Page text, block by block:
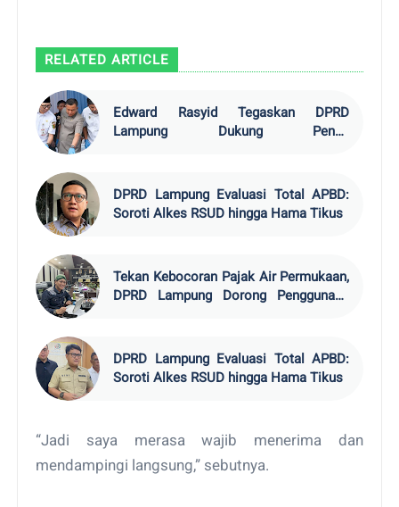
RELATED ARTICLE
Edward Rasyid Tegaskan DPRD
Lampung Dukung Penuh
DPRD Lampung Evaluasi Total APBD:
Soroti Alkes RSUD hingga Hama Tikus
Tekan Kebocoran Pajak Air Permukaan,
DPRD Lampung Dorong Penggunaan
DPRD Lampung Evaluasi Total APBD:
Soroti Alkes RSUD hingga Hama Tikus
“Jadi saya merasa wajib menerima dan
mendampingi langsung,” sebutnya.